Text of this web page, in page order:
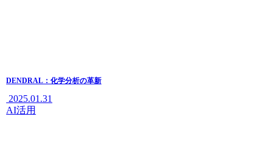
DENDRAL：化学分析の革新
2025.01.31
AI活用